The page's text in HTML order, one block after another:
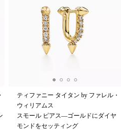
ティファニー タイタン by ファレル・
ウィリアムス
スモール ピアス—ゴールドにダイヤ